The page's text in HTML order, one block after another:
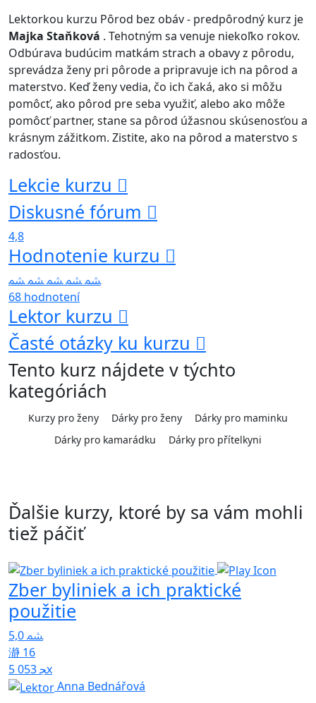
Lektorkou kurzu Pôrod bez obáv - predpôrodný kurz je
Majka Staňková . Tehotným sa venuje niekoľko rokov.
Odbúrava budúcim matkám strach a obavy z pôrodu,
sprevádza ženy pri pôrode a pripravuje ich na pôrod a
materstvo. Keď ženy vedia, čo ich čaká, ako si môžu
pomôcť, ako pôrod pre seba využiť, alebo ako môže
pomôcť partner, stane sa pôrod úžasnou skúsenosťou a
krásnym zážitkom. Zistite, ako na pôrod a materstvo s
radosťou.
Lekcie kurzu
Diskusné fórum
4,8
Hodnotenie kurzu
68 hodnotení
Lektor kurzu
Časté otázky ku kurzu
Tento kurz nájdete v týchto
kategóriách
Kurzy pro ženy Dárky pro ženy
Dárky pro maminku
Dárky pro kamarádku
Dárky pro přítelkyni
Ďalšie kurzy, ktoré by sa vám mohli
tiež páčiť
Zber byliniek a ich praktické
použitie
5,0
16
5 053x
Anna Bednářová